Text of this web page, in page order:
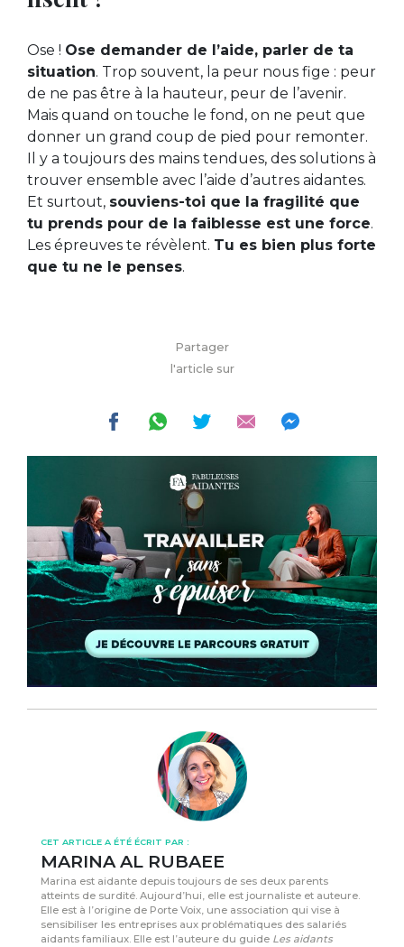
Ose ! Ose demander de l’aide, parler de ta
situation. Trop souvent, la peur nous fige : peur
de ne pas être à la hauteur, peur de l’avenir.
Mais quand on touche le fond, on ne peut que
donner un grand coup de pied pour remonter.
Il y a toujours des mains tendues, des solutions à
trouver ensemble avec l’aide d’autres aidantes.
Et surtout, souviens-toi que la fragilité que
tu prends pour de la faiblesse est une force.
Les épreuves te révèlent. Tu es bien plus forte
que tu ne le penses.
Partager
l'article sur
CET ARTICLE A ÉTÉ ÉCRIT PAR :
MARINA AL RUBAEE
Marina est aidante depuis toujours de ses deux parents
atteints de surdité. Aujourd’hui, elle est journaliste et auteure.
Elle est à l’origine de Porte Voix, une association qui vise à
sensibiliser les entreprises aux problématiques des salariés
aidants familiaux. Elle est l’auteure du guide Les aidants